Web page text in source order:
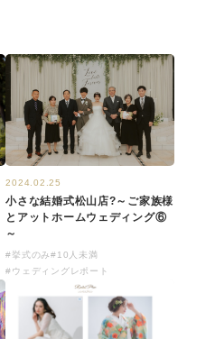
2024.02.25
小さな結婚式松山店?～ご家族様
とアットホームウェディング⑥
～
#挙式のみ#10人未満
#ウェディングレポート